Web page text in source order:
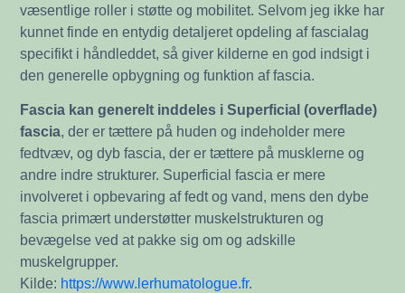
væsentlige roller i støtte og mobilitet. Selvom jeg ikke har
kunnet finde en entydig detaljeret opdeling af fascialag
specifikt i håndleddet, så giver kilderne en god indsigt i
den generelle opbygning og funktion af fascia.
Fascia kan generelt inddeles i Superficial (overflade)
fascia, der er tættere på huden og indeholder mere
fedtvæv, og dyb fascia, der er tættere på musklerne og
andre indre strukturer. Superficial fascia er mere
involveret i opbevaring af fedt og vand, mens den dybe
fascia primært understøtter muskelstrukturen og
bevægelse ved at pakke sig om og adskille
muskelgrupper.
Kilde: https://www.lerhumatologue.fr.